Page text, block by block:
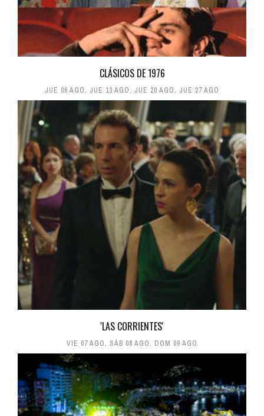
CLÁSICOS DE 1976
JUE 06 AGO, JUE 13 AGO, JUE 20 AGO, JUE 27 AGO
'LAS CORRIENTES'
VIE 07 AGO, SÁB 08 AGO, DOM 09 AGO